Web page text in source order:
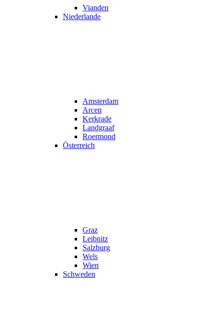
Vianden
Niederlande
Amsterdam
Arcen
Kerkrade
Landgraaf
Roermond
Österreich
Graz
Leibnitz
Salzburg
Wels
Wien
Schweden